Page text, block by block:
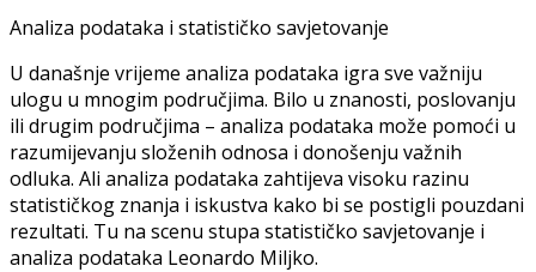
Analiza podataka i statističko savjetovanje
U današnje vrijeme analiza podataka igra sve važniju
ulogu u mnogim područjima. Bilo u znanosti, poslovanju
ili drugim područjima – analiza podataka može pomoći u
razumijevanju složenih odnosa i donošenju važnih
odluka. Ali analiza podataka zahtijeva visoku razinu
statističkog znanja i iskustva kako bi se postigli pouzdani
rezultati. Tu na scenu stupa statističko savjetovanje i
analiza podataka Leonardo Miljko.